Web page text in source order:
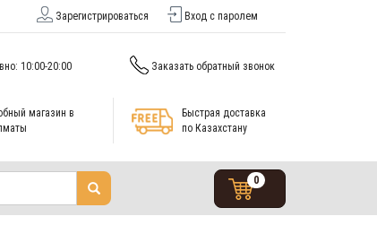
Зарегистрироваться Вход с паролем
10:00-20:00 Заказать обратный звонок
магазин в
Быстрая доставка
по Казахстану
0